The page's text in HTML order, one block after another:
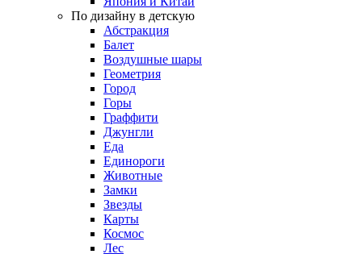
По дизайну в детскую
Абстракция
Балет
Воздушные шары
Геометрия
Город
Горы
Граффити
Джунгли
Еда
Единороги
Животные
Замки
Звезды
Карты
Космос
Лес